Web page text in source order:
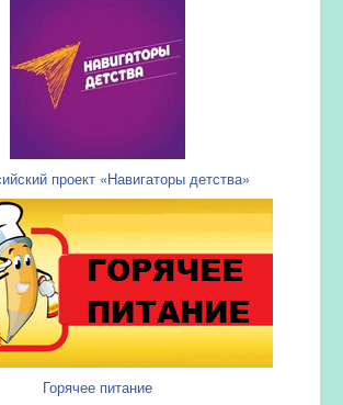
проект «Навигаторы детства»
Горячее питание